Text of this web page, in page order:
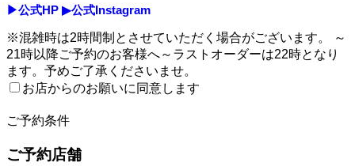
▶公式HP ▶公式Instagram
※混雑時は2時間制とさせていただく場合がございます。 ～
21時以降ご予約のお客様へ～ラストオーダーは22時となり
ます。予めご了承くださいませ。
お店からのお願いに同意します
ご予約条件
ご予約店舗